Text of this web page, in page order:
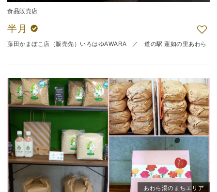
食品販売店
半月
藤田かまぼこ店（販売先）いろはゆAWARA ／ 道の駅 蓮如の里あわら
あわら湯のまちエリア